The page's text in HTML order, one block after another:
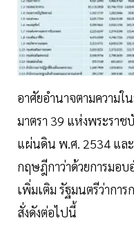
อาศัยอำนาจตามความใ
มาตรา 39 แห่งพระรา
แผ่นดิน พ.ศ. 2534 แล
กฤษฎีกาว่าด้วยการมอ
เพิ่มเติม รัฐมนตรีว่ากา
สั่งดังต่อไปนี้